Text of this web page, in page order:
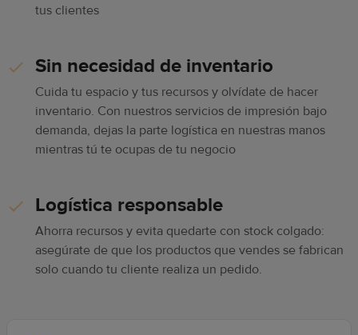
tus clientes
Sin necesidad de inventario
Cuida tu espacio y tus recursos y olvídate de hacer
inventario. Con nuestros servicios de impresión bajo
demanda, dejas la parte logística en nuestras manos
mientras tú te ocupas de tu negocio
Logística responsable
Ahorra recursos y evita quedarte con stock colgado:
asegúrate de que los productos que vendes se fabrican
solo cuando tu cliente realiza un pedido.